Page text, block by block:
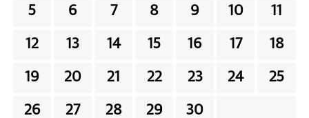
5 6 7 8 9 10 11
12 13 14 15 16 17 18
19 20 21 22 23 24 25
26 27 28 29 30